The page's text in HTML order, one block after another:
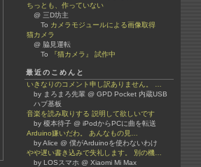
ちっとも、作っていない
@ 三D坊主
To カメラモジュールによる画像取得
猫カメラ
@ 脇見運転
To
『猫カメラ』 試作中
最近のこめんと
いきなりのコメント申し訳ありません。 …
by まろまろ先輩 @ GPD Pocket 内蔵USB
ハブ基板
音楽を読み取りする 説明して欲しいです
by 榎本待子 @ iPodからPCに曲を転送
Arduino嫌いだわ。 あんなもの見…
by Alice @ 僕がArduinoを使わないわけ
やや遅い書き込みで失礼します。 別の機…
by LOSスマホ @ Xiaomi Mi Max